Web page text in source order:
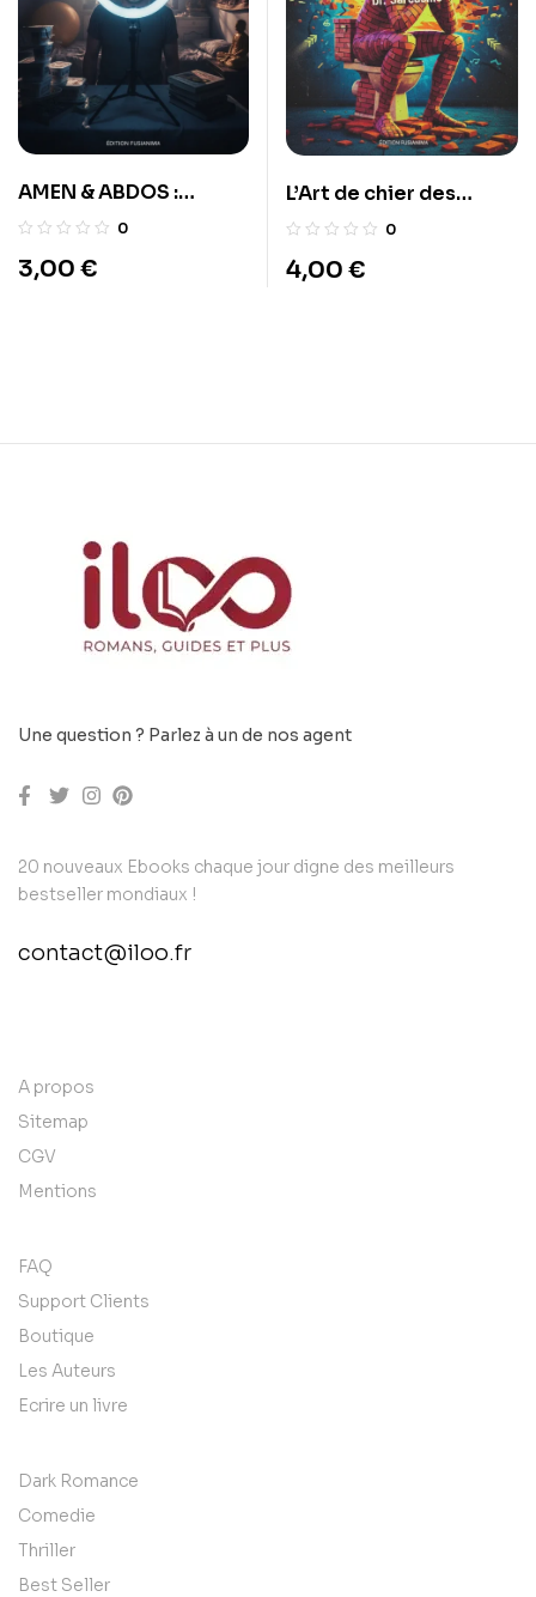
AMEN & ABDOS :
Confessions d’un
0
3,00 €
L’Art de chier des
briques
0
4,00 €
Une question ? Parlez à un de nos agent
20 nouveaux Ebooks chaque jour digne des meilleurs
bestseller mondiaux !
contact@iloo.fr
A propos
Sitemap
CGV
Mentions
FAQ
Support Clients
Boutique
Les Auteurs
Ecrire un livre
Dark Romance
Comedie
Thriller
Best Seller